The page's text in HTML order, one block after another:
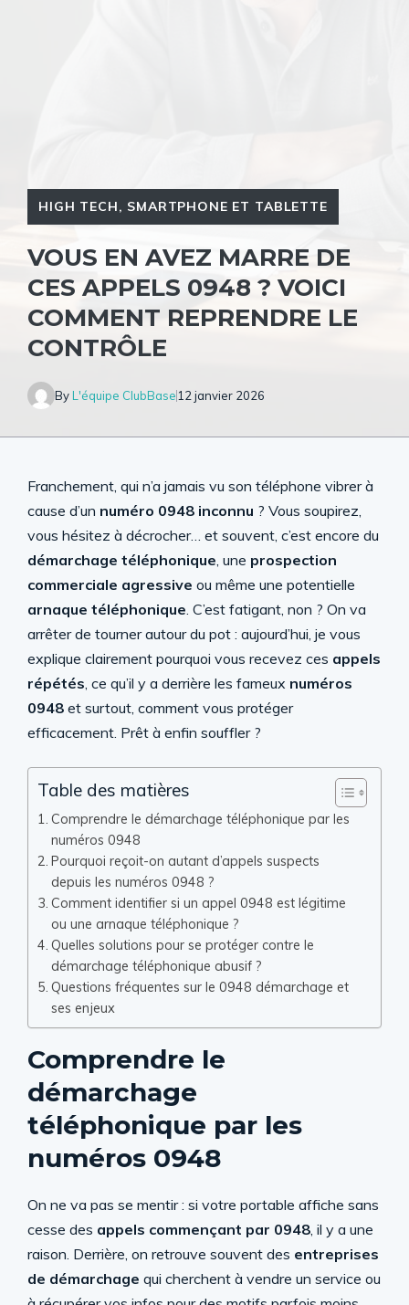
HIGH TECH, SMARTPHONE ET TABLETTE
VOUS EN AVEZ MARRE DE
CES APPELS 0948 ? VOICI
COMMENT REPRENDRE LE
CONTRÔLE
ByL'équipe ClubBase 12 janvier 2026
Franchement, qui n’a jamais vu son téléphone vibrer à
cause d’un numéro 0948 inconnu ? Vous soupirez,
vous hésitez à décrocher… et souvent, c’est encore du
démarchage téléphonique, une prospection
commerciale agressive ou même une potentielle
arnaque téléphonique. C’est fatigant, non ? On va
arrêter de tourner autour du pot : aujourd’hui, je vous
explique clairement pourquoi vous recevez ces appels
répétés, ce qu’il y a derrière les fameux numéros
0948 et surtout, comment vous protéger
efficacement. Prêt à enfin souffler ?
Table des matières
Comprendre le démarchage téléphonique par les
numéros 0948
Pourquoi reçoit-on autant d’appels suspects
depuis les numéros 0948 ?
Comment identifier si un appel 0948 est légitime
ou une arnaque téléphonique ?
Quelles solutions pour se protéger contre le
démarchage téléphonique abusif ?
Questions fréquentes sur le 0948 démarchage et
ses enjeux
Comprendre le
démarchage
téléphonique par les
numéros 0948
On ne va pas se mentir : si votre portable affiche sans
cesse des appels commençant par 0948, il y a une
raison. Derrière, on retrouve souvent des entreprises
de démarchage qui cherchent à vendre un service ou